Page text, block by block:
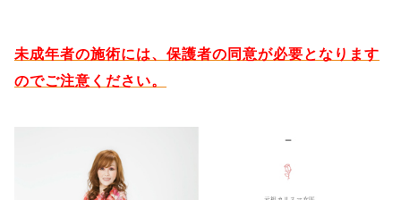
未成年者の施術には、保護者の同意が必要となります
のでご注意ください。